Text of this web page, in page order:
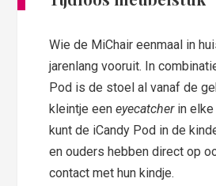
Wie de MiChair eenmaal in
jarenlang vooruit. In
Pod is de stoel al vanaf de
kleintje eeneyecatcherin elke
kunt de iCandy Pod in de
en ouders hebben direct op
contact met hun kindje.